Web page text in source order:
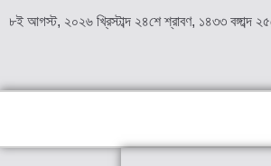
৮ই আগস্ট, ২০২৬ খ্রিস্টাব্দ ২৪শে শ্রাবণ, ১৪৩৩ বঙ্গাব্দ